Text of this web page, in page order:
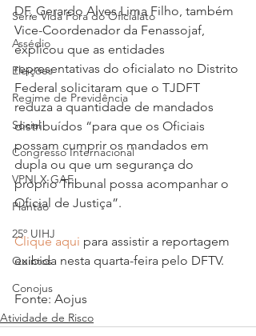
Serie Vida Fora do Oficialato
Assédio
Eleições
Regime de Previdência
Social
Congresso Internacional
VPNI X GAE
Plantão
25º UIHJ
Quintos
Conojus
DF, Gerardo Alves Lima Filho, também
Vice-Coordenador da Fenassojaf,
explicou que as entidades
representativas do oficialato no Distrito
Federal solicitaram que o TJDFT
reduza a quantidade de mandados
distribuídos “para que os Oficiais
possam cumprir os mandados em
dupla ou que um segurança do
próprio Tribunal possa acompanhar o
Oficial de Justiça”.
Clique aqui para assistir a reportagem
exibida nesta quarta-feira pelo DFTV.
Fonte: Aojus
Atividade de Risco